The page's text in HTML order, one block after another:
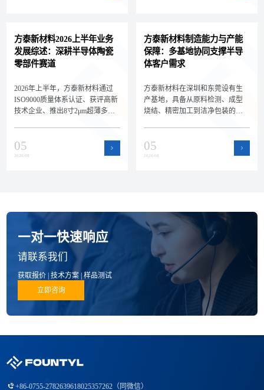
方泰新材料2026上半年业务
发展综述：深耕半导体陶瓷
零部件赛道
2026年上半年，方泰新材料通过
ISO9000质量体系认证、获评高新
技术企业、推出8寸2μm超薄多孔
公司在品质、技术和产品方面的
进展。
05
2026-08
方泰新材料制造能力与产能
保障：多基地协同支撑半导
体客户需求
方泰新材料在深圳和东莞设有生
产基地，具备从原料检测、成型
烧结、精密加工到洁净包装的全
能力，为半导体设备客户的批量
订单和紧急需求提供支持。
05
2026-08
一对一快速响应
请联系我们
获取报价 | 技术方案 | 样品测试
立即咨询
+86-0755-2782639618025357262（同微信）